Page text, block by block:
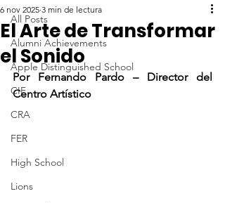
All Posts
Alumni Achievements
Apple Distinguished School
CIF
CRA
FER
High School
Lions
El Arte de Transformar
el Sonido
6 nov 2025 3 min de lectura
Por Fernando Pardo – Director del
Centro Artístico